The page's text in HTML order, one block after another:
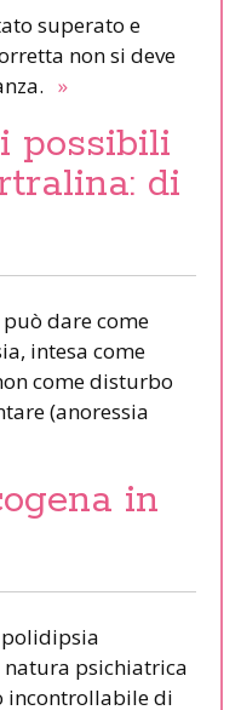
superato e
non si deve
»
possibili
di
dare come
intesa come
come disturbo
(anoressia
in
polidipsia
psichiatrica
incontrollabile di